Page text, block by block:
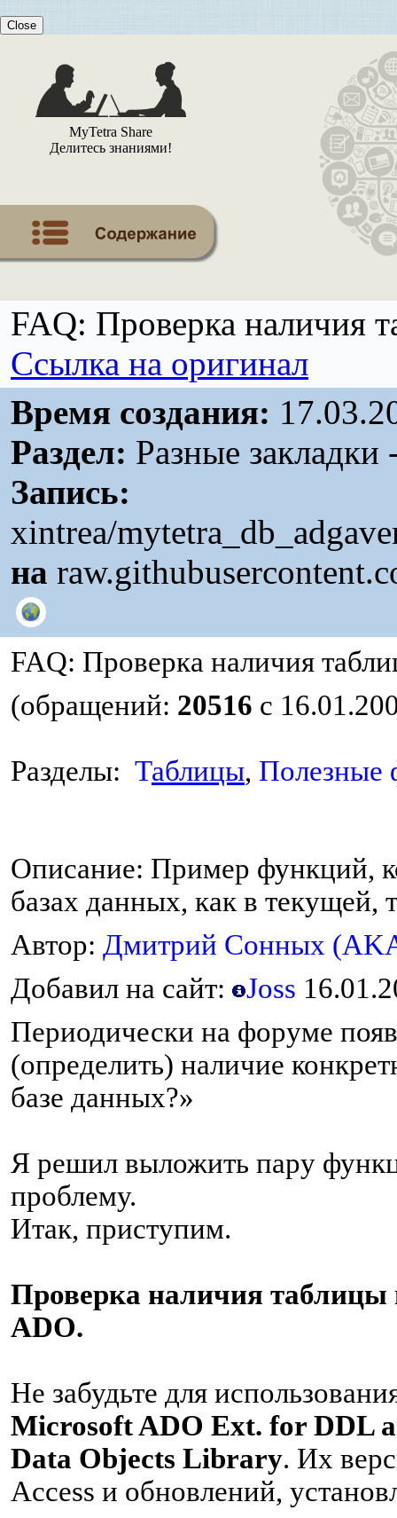
Close
MyTetra Share
Делитесь знаниями!
FAQ: Проверка наличия
Ссылка на оригинал
Время создания:
Раздел: Разные
Запись:
xintrea/
на
FAQ: Проверка наличия
(обращений: 20516 с
Разделы: Таблицы, Полезные
Описание: Пример функций,
базах данных, как в текущей,
Автор: Дмитрий Сонных
Добавил на сайт:
Joss
Периодически на форуме
(определить) наличие
базе данных?»
Я решил выложить пару
проблему.
Итак, приступим.
Проверка наличия таблицы
ADO.
Не забудьте для
Microsoft ADO Ext. for DDL
Data Objects Library. Их
Access и обновлений,